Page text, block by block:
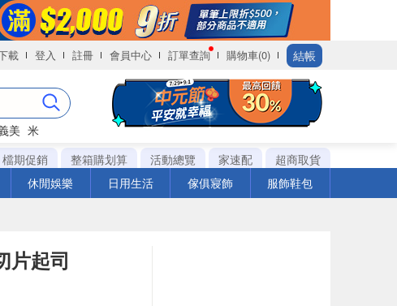
載 登入 註冊 會員中心 訂單查詢 購物車(0) 結帳
美 米
檔期促銷 整箱購划算 活動總覽 家速配
超商取貨
休閒娛樂 日用生活 傢俱寢飾 服飾鞋包
片起司